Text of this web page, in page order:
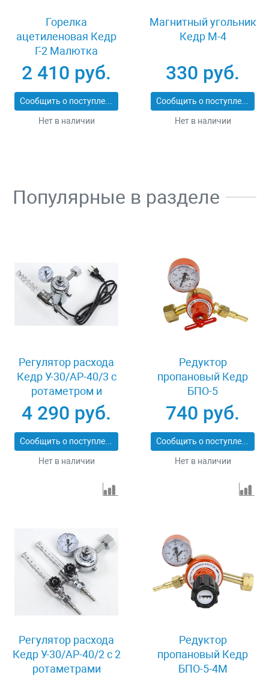
Горелка
ацетиленовая Кедр
Г-2 Малютка
2 410 руб.
Сообщить о поступлении
Нет в наличии
Магнитный угольник
Кедр М-4
330 руб.
Сообщить о поступлении
Нет в наличии
Популярные в разделе
Регулятор расхода
Кедр У-30/АР-40/3 с
ротаметром и
подогревателем
220В
4 290 руб.
Сообщить о поступлении
Нет в наличии
Редуктор
пропановый Кедр
БПО-5
740 руб.
Сообщить о поступлении
Нет в наличии
Регулятор расхода
Кедр У-30/АР-40/2 с 2
ротаметрами
Редуктор
пропановый Кедр
БПО-5-4М